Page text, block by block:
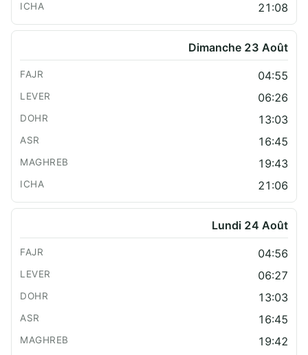
21:08
Dimanche 23 Août
04:55
06:26
13:03
16:45
19:43
21:06
Lundi 24 Août
04:56
06:27
13:03
16:45
19:42